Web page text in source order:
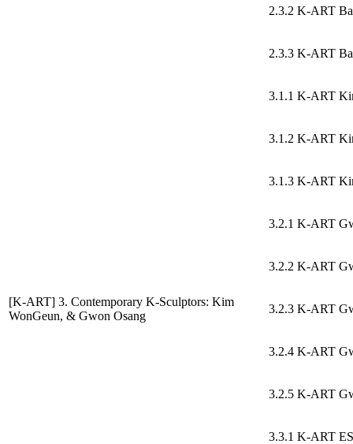
2.3.2 K-ART
2.3.3 K-ART
[K-ART] 3. Contemporary K-Sculptors: Kim
WonGeun, & Gwon Osang
3.1.1 K-ART
3.1.2 K-ART
3.1.3 K-ART
3.2.1 K-ART
3.2.2 K-ART
3.2.3 K-ART
3.2.4 K-ART
3.2.5 K-ART
3.3.1 K-ART